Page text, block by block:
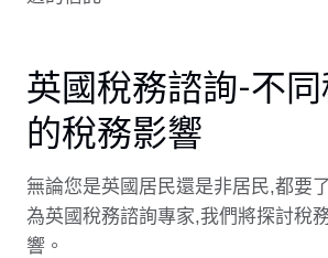
英國稅務諮詢-不
的稅務影響
無論您是英國居民還是非居民,都要
為英國稅務諮詢專家,我們將探討稅
響。